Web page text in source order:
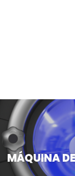
MÁQUINA